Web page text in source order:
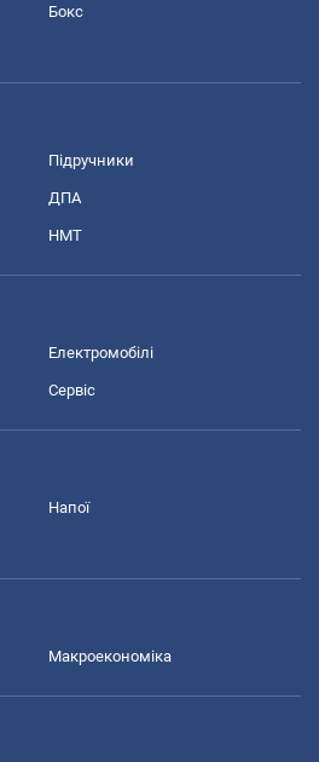
Бокс
Підручники
ДПА
НМТ
Електромобілі
Сервіс
Напої
Макроекономіка